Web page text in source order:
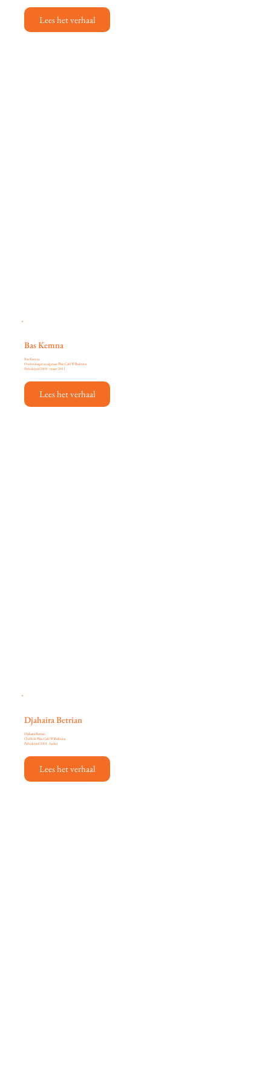
Lees het verhaal
Bas Kemna
Bas Kemna
Oud manager en eigenaar Plein Café Wilhelmina
Periode juni 2001 - maart 2011
Lees het verhaal
Djahaira Betrian
Djahaira Betrian
Chefkok Plein Café Wilhelmina
Periode juni 2001 - heden
Lees het verhaal